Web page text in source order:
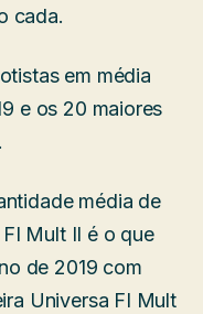
cada.
em média
e os 20 maiores
média de
Mult II é o que
de 2019 com
Universa FI Mult